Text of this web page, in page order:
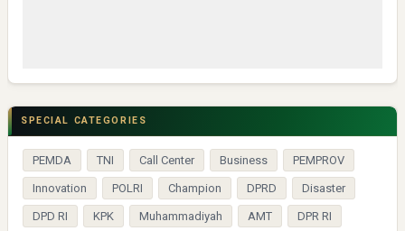
SPECIAL CATEGORIES
PEMDA TNI Call Center Business PEMPROV
Innovation POLRI Champion DPRD Disaster
DPD RI KPK Muhammadiyah AMT DPR RI